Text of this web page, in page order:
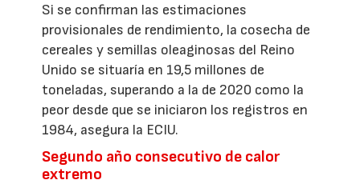
Si se confirman las estimaciones
provisionales de rendimiento, la cosecha de
cereales y semillas oleaginosas del Reino
Unido se situaría en 19,5 millones de
toneladas, superando a la de 2020 como la
peor desde que se iniciaron los registros en
1984, asegura la ECIU.
Segundo año consecutivo de calor
extremo